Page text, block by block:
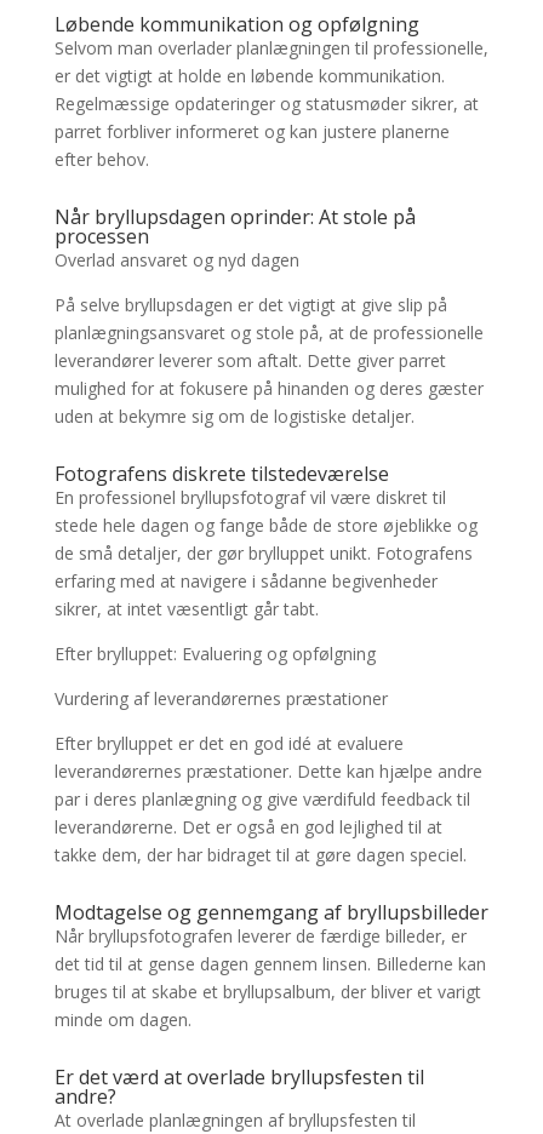
Løbende kommunikation og opfølgning
Selvom man overlader planlægningen til professionelle,
er det vigtigt at holde en løbende kommunikation.
Regelmæssige opdateringer og statusmøder sikrer, at
parret forbliver informeret og kan justere planerne
efter behov.
Når bryllupsdagen oprinder: At stole på
processen
Overlad ansvaret og nyd dagen
På selve bryllupsdagen er det vigtigt at give slip på
planlægningsansvaret og stole på, at de professionelle
leverandører leverer som aftalt. Dette giver parret
mulighed for at fokusere på hinanden og deres gæster
uden at bekymre sig om de logistiske detaljer.
Fotografens diskrete tilstedeværelse
En professionel bryllupsfotograf vil være diskret til
stede hele dagen og fange både de store øjeblikke og
de små detaljer, der gør brylluppet unikt. Fotografens
erfaring med at navigere i sådanne begivenheder
sikrer, at intet væsentligt går tabt.
Efter brylluppet: Evaluering og opfølgning
Vurdering af leverandørernes præstationer
Efter brylluppet er det en god idé at evaluere
leverandørernes præstationer. Dette kan hjælpe andre
par i deres planlægning og give værdifuld feedback til
leverandørerne. Det er også en god lejlighed til at
takke dem, der har bidraget til at gøre dagen speciel.
Modtagelse og gennemgang af bryllupsbilleder
Når bryllupsfotografen leverer de færdige billeder, er
det tid til at gense dagen gennem linsen. Billederne kan
bruges til at skabe et bryllupsalbum, der bliver et varigt
minde om dagen.
Er det værd at overlade bryllupsfesten til
andre?
At overlade planlægningen af bryllupsfesten til